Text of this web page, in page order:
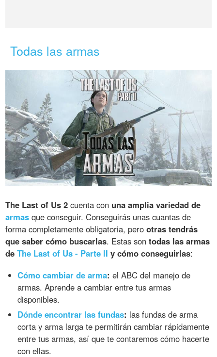
Todas las armas
The Last of Us 2 cuenta con una amplia variedad de
armas que conseguir. Conseguirás unas cuantas de
forma completamente obligatoria, perootras tendrás
que saber cómo buscarlas. Estas sontodas las armas
deThe Last of Us - Parte II y cómo conseguirlas:
Cómo cambiar de arma: el ABC del manejo de
armas. Aprende a cambiar entre tus armas
disponibles.
Dónde encontrar las fundas: las fundas de arma
corta y arma larga te permitirán cambiar rápidamente
entre tus armas, así que te contaremos cómo hacerte
con ellas.